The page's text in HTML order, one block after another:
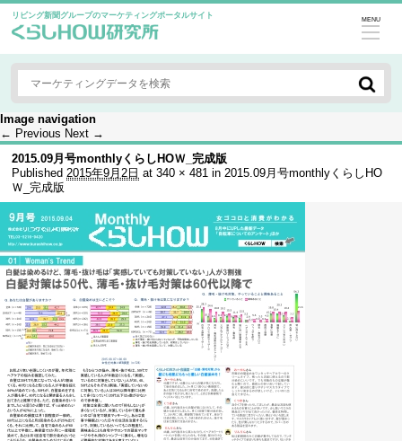
リビング新聞グループのマーケティングポータルサイト MENU
Image navigation
← Previous Next →
2015.09月号monthlyくらしHOＷ_完成版
Published2015年9月2日 at340 × 481 in2015.09月号monthlyくらしHO
Ｗ_完成版